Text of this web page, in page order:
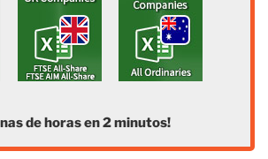
de horas en 2 minutos!